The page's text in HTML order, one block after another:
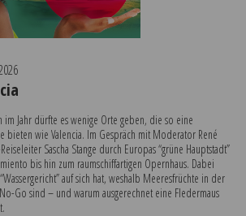
Jahr dürfte es wenige Orte geben, die so eine
bieten wie Valencia. Im Gespräch mit Moderator René
Sascha Stange durch Europas “grüne Hauptstadt”
bis hin zum raumschiffartigen Opernhaus. Dabei
auf sich hat, weshalb Meeresfrüchte in der
Go sind – und warum ausgerechnet eine Fledermaus